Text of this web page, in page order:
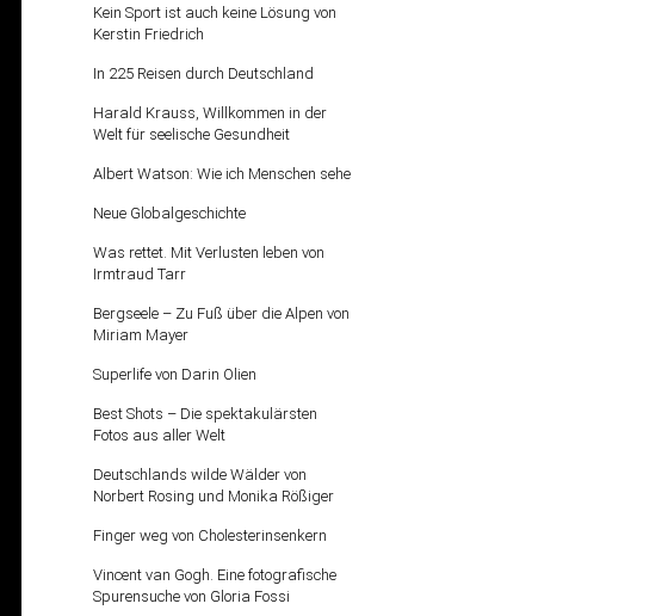
Kein Sport ist auch keine Lösung von
Kerstin Friedrich
In 225 Reisen durch Deutschland
Harald Krauss, Willkommen in der
Welt für seelische Gesundheit
Albert Watson: Wie ich Menschen sehe
Neue Globalgeschichte
Was rettet. Mit Verlusten leben von
Irmtraud Tarr
Bergseele – Zu Fuß über die Alpen von
Miriam Mayer
Superlife von Darin Olien
Best Shots – Die spektakulärsten
Fotos aus aller Welt
Deutschlands wilde Wälder von
Norbert Rosing und Monika Rößiger
Finger weg von Cholesterinsenkern
Vincent van Gogh. Eine fotografische
Spurensuche von Gloria Fossi